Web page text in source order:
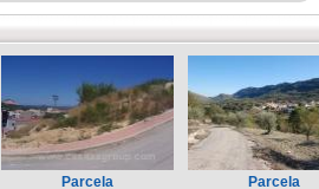
Parcela Parcela